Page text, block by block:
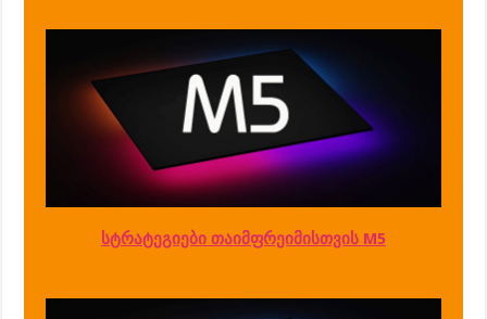
სტრატეგიები თაიმფრეიმისთვის M5